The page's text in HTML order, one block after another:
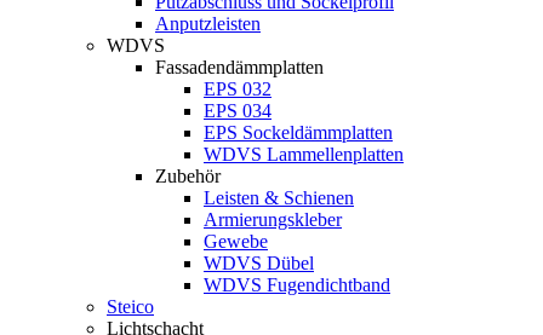
Anputzleisten
WDVS
Fassadendämmplatten
EPS 032
EPS 034
EPS Sockeldämmplatten
WDVS Lammellenplatten
Zubehör
Leisten & Schienen
Armierungskleber
Gewebe
WDVS Dübel
WDVS Fugendichtband
Steico
Lichtschacht